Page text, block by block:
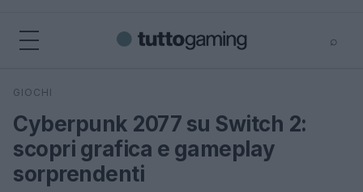
⌕
Cerca
GIOCHI
Cyberpunk 2077 su Switch 2:
scopri grafica e gameplay
sorprendenti